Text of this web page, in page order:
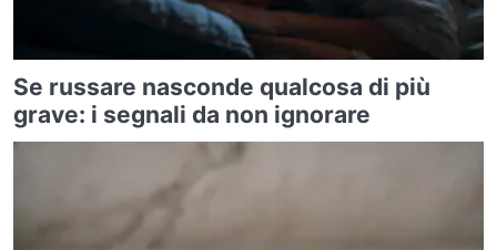
Se russare nasconde qualcosa di più
grave: i segnali da non ignorare